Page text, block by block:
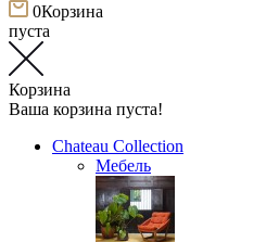
0Корзина
пуста
Корзина
Ваша корзина пуста!
Chateau Collection
Мебель